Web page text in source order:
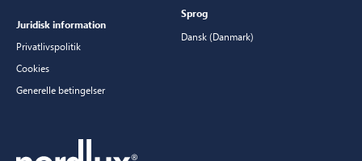
Juridisk information
Privatlivspolitik
Cookies
Generelle betingelser
Sprog
Dansk (Danmark)